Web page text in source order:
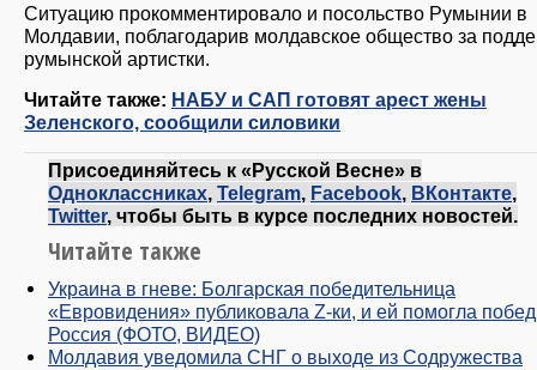
Ситуацию прокомментировало и посольство Румынии в
Молдавии, поблагодарив молдавское общество за
румынской артистки.
Читайте также: НАБУ и САП готовят арест жены
Зеленского, сообщили силовики
Присоединяйтесь к «Русской Весне» в
Одноклассниках, Telegram, Facebook, ВКонтакте,
Twitter, чтобы быть в курсе последних новостей.
Читайте также
Украина в гневе: Болгарская победительница
«Евровидения» публиковала Z-ки, и ей помогла
Россия (ФОТО, ВИДЕО)
Молдавия уведомила СНГ о выходе из Содружества